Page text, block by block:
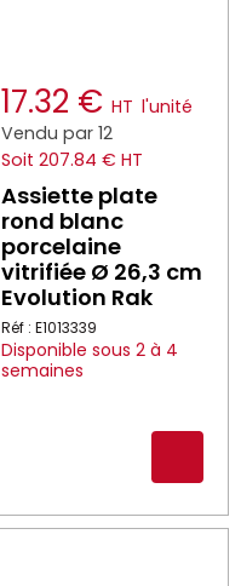
17.32 € HT l'unité
Vendu par 12
Soit 207.84 € HT
Assiette plate
rond blanc
porcelaine
vitrifiée Ø 26,3 cm
Evolution Rak
Réf : E1013339
Disponible sous 2 à 4
semaines